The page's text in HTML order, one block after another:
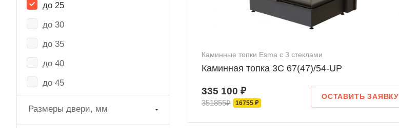
Каминные топки Esma с 3 стеклами
Каминная топка 3С 67(47)/54-UP
335 100 ₽
351855₽ 16755 ₽
ОСТАВИТЬ ЗАЯВКУ
до 25
до 30
до 35
до 40
до 45
Размеры двери, мм